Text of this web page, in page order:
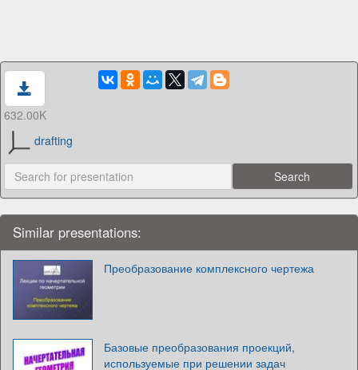
632.00K
drafting
Similar presentations:
Преобразование комплексного чертежа
Базовые преобразования проекций,
используемые при решении задач